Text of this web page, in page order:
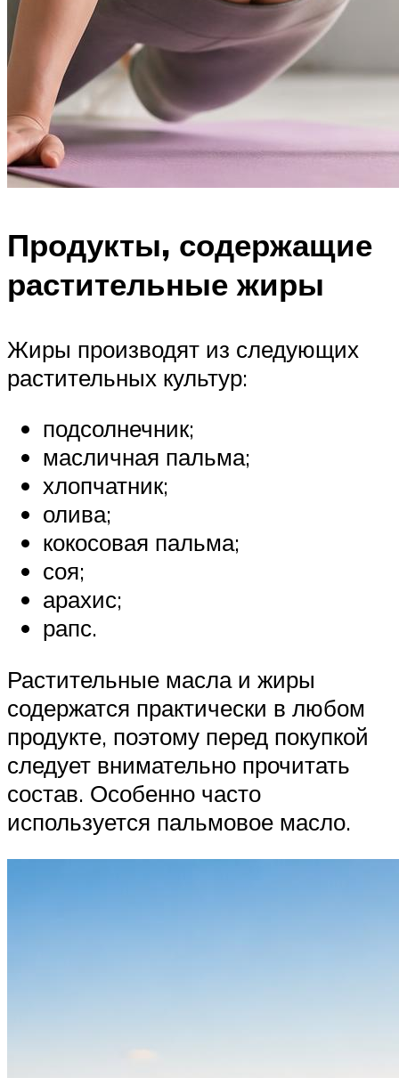
Продукты, содержащие
растительные жиры
Жиры производят из следующих
растительных культур:
подсолнечник;
масличная пальма;
хлопчатник;
олива;
кокосовая пальма;
соя;
арахис;
рапс.
Растительные масла и жиры
содержатся практически в любом
продукте, поэтому перед покупкой
следует внимательно прочитать
состав. Особенно часто
используется пальмовое масло.